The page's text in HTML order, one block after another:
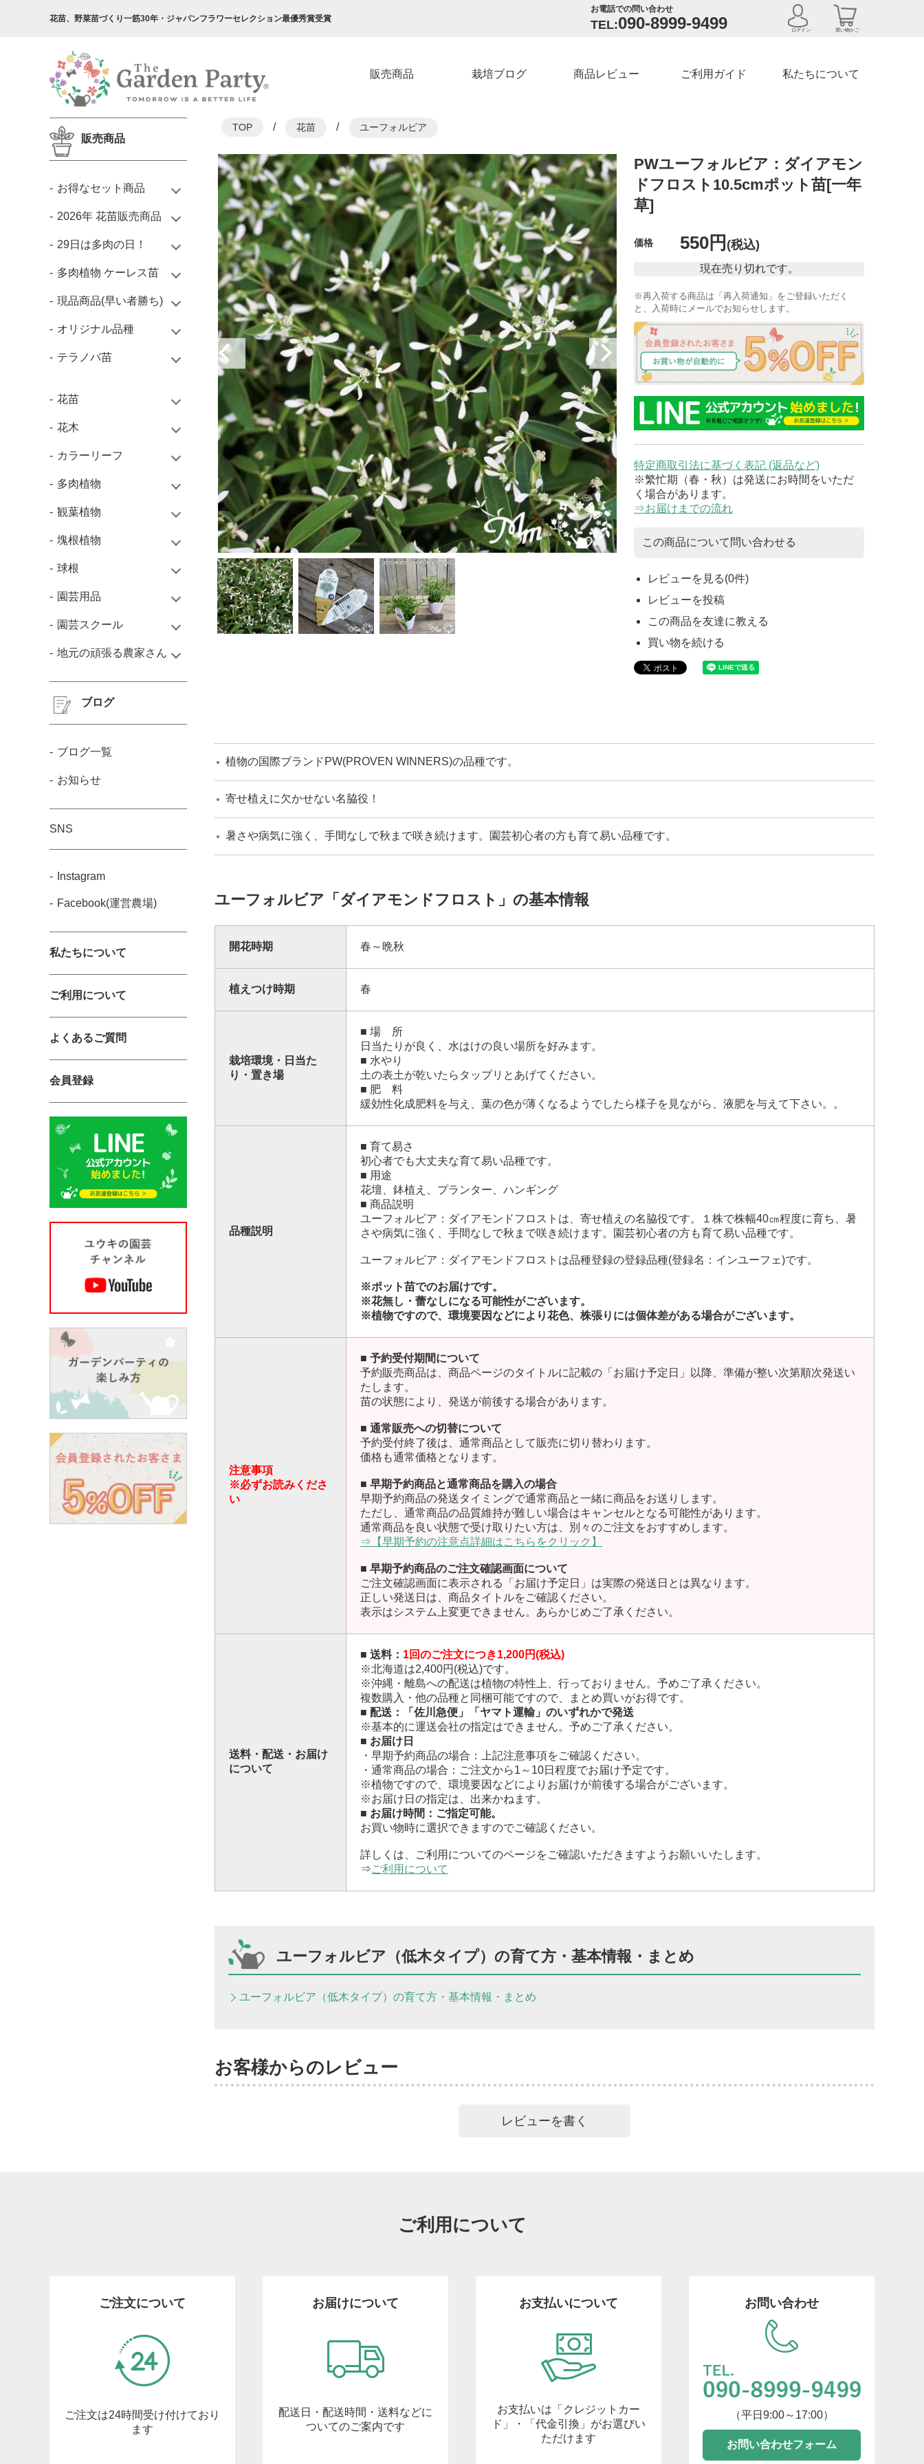
花苗、野菜苗づくり一筋30年・ ジャパンフラワーセレクション最優秀賞受賞
お電話での問い合わせ
TEL:090-8999-9499 ログイン 買い物かご
販売商品 栽培ブログ 商品レビュー ご利用ガイド 私たちについて
TOP / 花苗 / ユーフォルビア
植物の国際ブランドPW(PROVEN WINNERS)の品種です。
寄せ植えに欠かせない名脇役！
暑さや病気に強く、手間なしで秋まで咲き続けます。園芸初心者の方も育て易い品種です。
ユーフォルビア「ダイアモンドフロスト」の基本情報
開花時期 春～晩秋
植えつけ時期 春
栽培環境・日当た
り・置き場
■ 場 所
日当たりが良く、水はけの良い場所を好みます。
■ 水やり
土の表土が乾いたらタップリとあげてください。
■ 肥 料
緩効性化成肥料を与え、葉の色が薄くなるようでしたら様子を見ながら、液肥を与えて下さい。。
品種説明
■ 育て易さ
初心者でも大丈夫な育て易い品種です。
■ 用途
花壇、鉢植え、プランター、ハンギング
■ 商品説明
ユーフォルビア：ダイアモンドフロストは、寄せ植えの名脇役です。１株で株幅40㎝程度に育ち、暑
さや病気に強く、手間なしで秋まで咲き続けます。園芸初心者の方も育て易い品種です。
ユーフォルビア：ダイアモンドフロストは品種登録の登録品種(登録名：インユーフェ)です。
※ポット苗でのお届けです。
※花無し・蕾なしになる可能性がございます。
※植物ですので、環境要因などにより花色、株張りには個体差がある場合がございます。
注意事項
※必ずお読みくださ
い
■ 予約受付期間について
予約販売商品は、商品ページのタイトルに記載の「お届け予定日」以降、準備が整い次第順次発送い
たします。
苗の状態により、発送が前後する場合があります。
■ 通常販売への切替について
予約受付終了後は、通常商品として販売に切り替わります。
価格も通常価格となります。
■ 早期予約商品と通常商品を購入の場合
早期予約商品の発送タイミングで通常商品と一緒に商品をお送りします。
ただし、通常商品の品質維持が難しい場合はキャンセルとなる可能性があります。
通常商品を良い状態で受け取りたい方は、別々のご注文をおすすめします。
⇒【早期予約の注意点詳細はこちらをクリック】
■ 早期予約商品のご注文確認画面について
ご注文確認画面に表示される「お届け予定日」は実際の発送日とは異なります。
正しい発送日は、商品タイトルをご確認ください。
表示はシステム上変更できません。あらかじめご了承ください。
送料・配送・お届け
について
■ 送料： 1回のご注文につき1,200円(税込)
※北海道は2,400円(税込)です。
※沖縄・離島への配送は植物の特性上、行っておりません。予めご了承ください。
複数購入・他の品種と同梱可能ですので、まとめ買いがお得です。
■ 配送：「佐川急便」「ヤマト運輸」のいずれかで発送
※基本的に運送会社の指定はできません。予めご了承ください。
■ お届け日
・早期予約商品の場合：上記注意事項をご確認ください。
・通常商品の場合：ご注文から1～10日程度でお届け予定です。
※植物ですので、環境要因などによりお届けが前後する場合がございます。
※お届け日の指定は、出来かねます。
■ お届け時間：ご指定可能。
お買い物時に選択できますのでご確認ください。
詳しくは、ご利用についてのページをご確認いただきますようお願いいたします。
⇒ご利用について
ユーフォルビア（低木タイプ）の育て方・基本情報・まとめ
ユーフォルビア（低木タイプ）の育て方・基本情報・まとめ
PWユーフォルビア：ダイアモン
ドフロスト10.5cmポット苗[一年
草]
価格 550円 (税込)
現在売り切れです。
※再入荷する商品は「再入荷通知」をご登録いただく
と、入荷時にメールでお知らせします。
特定商取引法に基づく表記 (返品など)
※繁忙期（春・秋）は発送にお時間をいただ
く場合があります。
⇒お届けまでの流れ
この商品について問い合わせる
レビューを見る(0件)
レビューを投稿
この商品を友達に教える
買い物を続ける
お客様からのレビュー
レビューを書く
販売商品
お得なセット商品
2026年 花苗販売商品
29日は多肉の日！
多肉植物 ケーレス苗
現品商品(早い者勝ち)
オリジナル品種
テラノバ苗
花苗
花木
カラーリーフ
多肉植物
観葉植物
塊根植物
球根
園芸用品
園芸スクール
地元の頑張る農家さん
ブログ
ブログ一覧
お知らせ
SNS
Instagram
Facebook(運営農場)
私たちについて
ご利用について
よくあるご質問
会員登録
ご利用について
ご注文について
ご注文は24時間受け付けており
ます
お届けについて
配送日・配送時間・送料などに
ついてのご案内です
お支払いについて
お支払いは「クレジットカー
ド」・「代金引換」がお選びい
ただけます
お問い合わせ
（平日9:00～17:00）
お問い合わせフォーム